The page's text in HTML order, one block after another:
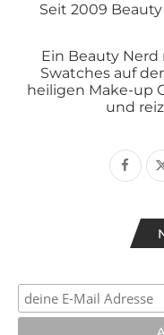
Seit 2009
Ein Beauty
Swatches auf
heiligen Make-up
und